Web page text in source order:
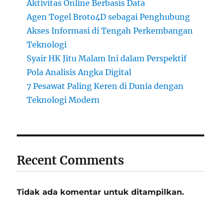
Aktivitas Online Berbasis Data
Agen Togel Broto4D sebagai Penghubung
Akses Informasi di Tengah Perkembangan
Teknologi
Syair HK Jitu Malam Ini dalam Perspektif
Pola Analisis Angka Digital
7 Pesawat Paling Keren di Dunia dengan
Teknologi Modern
Recent Comments
Tidak ada komentar untuk ditampilkan.